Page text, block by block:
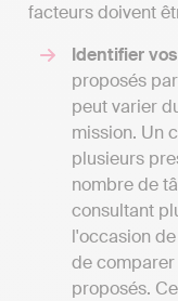
facteurs doivent
Identifier
proposés
peut varier
mission. Un
plusieurs
nombre de
consultant
l'occasion
de
proposés.